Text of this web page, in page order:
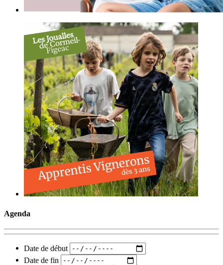
Agenda
Date de début
Date de fin